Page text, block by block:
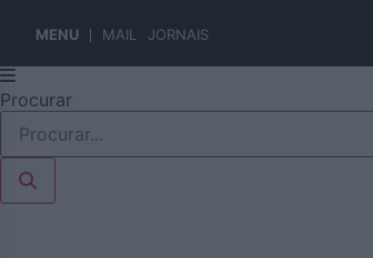
MENU MAIL JORNAIS
Pular
para
conteúdo
Procurar